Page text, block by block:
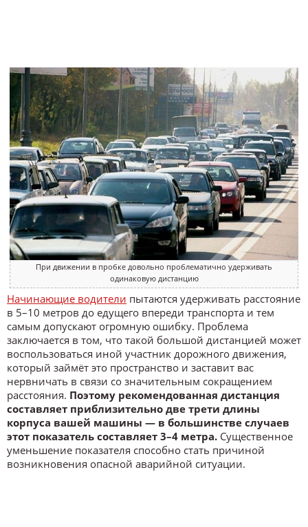
При движении в пробке довольно проблематично удерживать
одинаковую дистанцию
Начинающие водители пытаются удерживать расстояние
в 5–10 метров до едущего впереди транспорта и тем
самым допускают огромную ошибку. Проблема
заключается в том, что такой большой дистанцией может
воспользоваться иной участник дорожного движения,
который займёт это пространство и заставит вас
нервничать в связи со значительным сокращением
расстояния. Поэтому рекомендованная дистанция
составляет приблизительно две трети длины
корпуса вашей машины — в большинстве случаев
этот показатель составляет 3–4 метра. Существенное
уменьшение показателя способно стать причиной
возникновения опасной аварийной ситуации.